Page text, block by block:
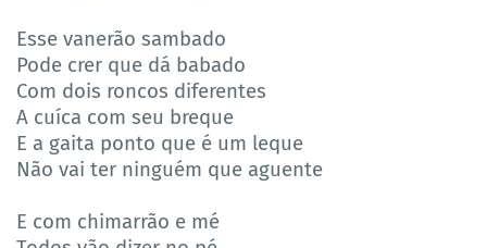
Esse vanerão sambado
Pode crer que dá babado
Com dois roncos diferentes
A cuíca com seu breque
E a gaita ponto que é um leque
Não vai ter ninguém que aguente
E com chimarrão e mé